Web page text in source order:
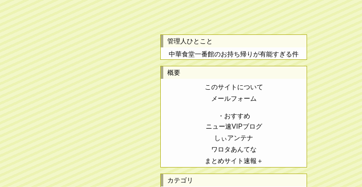
管理人ひとこと
中華食堂一番館のお持ち帰りが有能すぎる件
概要
このサイトについて
メールフォーム
・おすすめ
ニュー速VIPブログ
しぃアンテナ
ワロタあんてな
まとめサイト速報＋
カテゴリ